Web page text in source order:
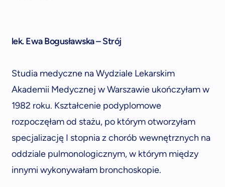
lek. Ewa Bogusławska – Strój
Studia medyczne na Wydziale Lekarskim
Akademii Medycznej w Warszawie ukończyłam w
1982 roku. Kształcenie podyplomowe
rozpoczęłam od stażu, po którym otworzyłam
specjalizację I stopnia z chorób wewnętrznych na
oddziale pulmonologicznym, w którym między
innymi wykonywałam bronchoskopie.